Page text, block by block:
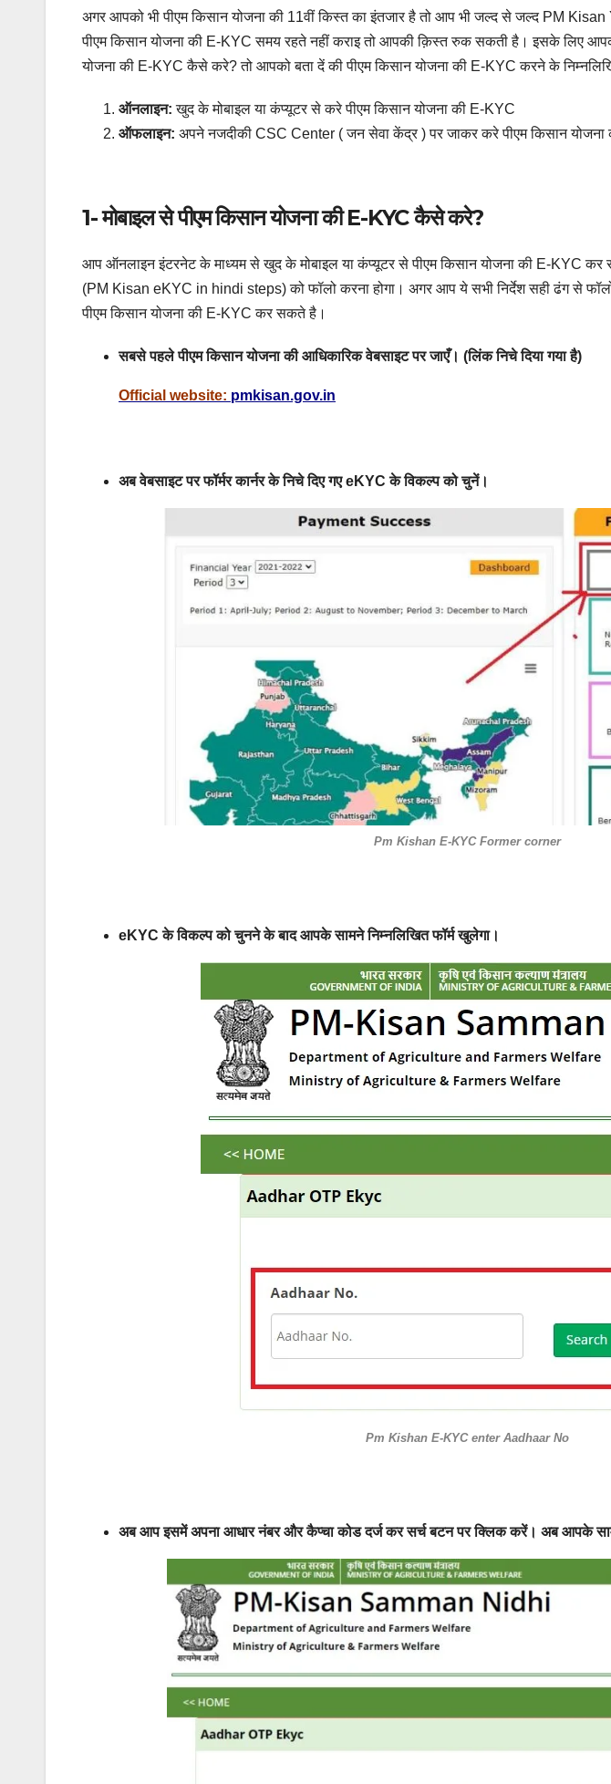
अगर आपको भी पीएम किसान योजना की 11वीं किस्त का इंतजार है तो आप भी जल्द से जल्द PM
पीएम किसान योजना की E-KYC समय रहते नहीं कराइ तो आपकी क़िस्त रुक सकती है। इसके लिए
योजना की E-KYC कैसे करे? तो आपको बता दें की पीएम किसान योजना की E-KYC करने के
ऑनलाइन: खुद के मोबाइल या कंप्यूटर से करे पीएम किसान योजना की E-KYC
ऑफलाइन: अपने नजदीकी CSC Center ( जन सेवा केंद्र ) पर जाकर करे पीएम किसान योजना
1- मोबाइल से पीएम किसान योजना की E-KYC कैसे करे?
आप ऑनलाइन इंटरनेट के माध्यम से खुद के मोबाइल या कंप्यूटर से पीएम किसान योजना की E-KYC
(PM Kisan eKYC in hindi steps) को फॉलो करना होगा। अगर आप ये सभी निर्देश सही ढंग से
पीएम किसान योजना की E-KYC कर सकते है।
सबसे पहले पीएम किसान योजना की आधिकारिक वेबसाइट पर जाएँ। (लिंक निचे दिया गया है)
Official website: pmkisan.gov.in
अब वेबसाइट पर फॉर्मर कार्नर के निचे दिए गए eKYC के विकल्प को चुनें।
Pm Kishan E-KYC Former corner
eKYC के विकल्प को चुनने के बाद आपके सामने निम्नलिखित फॉर्म खुलेगा।
Pm Kishan E-KYC enter Aadhaar No
अब आप इसमें अपना आधार नंबर और कैप्चा कोड दर्ज कर सर्च बटन पर क्लिक करें। अब आपके